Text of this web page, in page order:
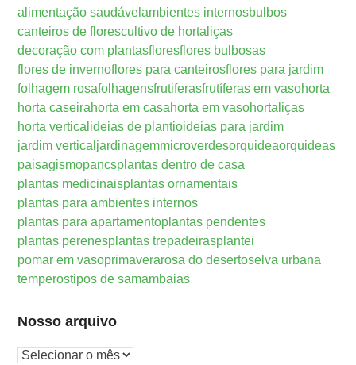
alimentação saudávelambientes internosbulbos
canteiros de florescultivo de hortaliças
decoração com plantasfloresflores bulbosas
flores de invernoflores para canteirosflores para jardim
folhagem rosafolhagensfrutiferasfrutíferas em vasohorta
horta caseirahorta em casahorta em vasohortaliças
horta vertical ideias de plantioideias para jardim
jardim vertical jardinagemmicroverdesorquideaorquideas
paisagismopancsplantas dentro de casa
plantas medicinaisplantas ornamentais
plantas para ambientes internos
plantas para apartamentoplantas pendentes
plantas perenesplantas trepadeirasplantei
pomar em vasoprimaverarosa do desertoselva urbana
temperostipos de samambaias
Nosso arquivo
Nosso